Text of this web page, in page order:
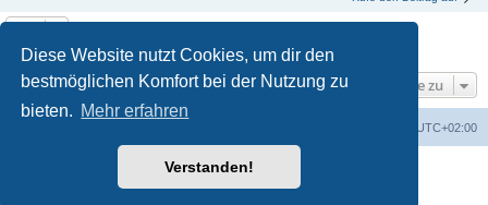
Diese Website nutzt Cookies, um dir den
bestmöglichen Komfort bei der Nutzung zu
bieten. Mehr erfahren
Verstanden!
Die Suche ergab 2 Treffer • Seite1von
Gehe zu
UTC+02:00
Powered byphpBB® Forum Software © phpBB Limited
phpBB.de